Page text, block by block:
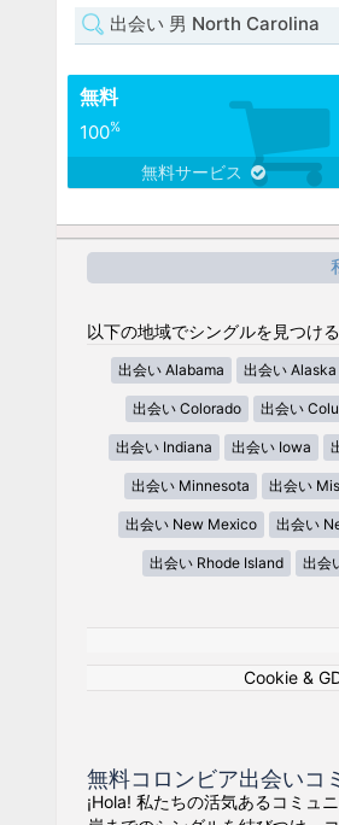
出会い 男 North Carolina
無料
100%
無料サービス
以下の地域でシングルを見つけ
出会い Alabama 出会い Alaska
出会い Colorado 出会い
出会い Indiana 出会い Iowa
出会い Minnesota 出会い
出会い New Mexico 出会い
出会い Rhode Island 出会
Cookie &
無料コロンビア出会いコ
¡Hola! 私たちの活気あるコミュ